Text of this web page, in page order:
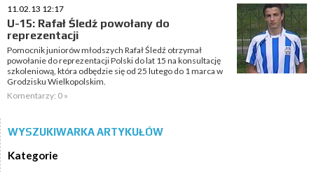
11.02.13 12:17
U-15: Rafał Śledź powołany do
reprezentacji
Pomocnik juniorów młodszych Rafał Śledź otrzymał
powołanie do reprezentacji Polski do lat 15 na konsultację
szkoleniową, która odbędzie się od 25 lutego do 1 marca w
Grodzisku Wielkopolskim.
Komentarzy: 0 »
WYSZUKIWARKA ARTYKUŁÓW
Kategorie